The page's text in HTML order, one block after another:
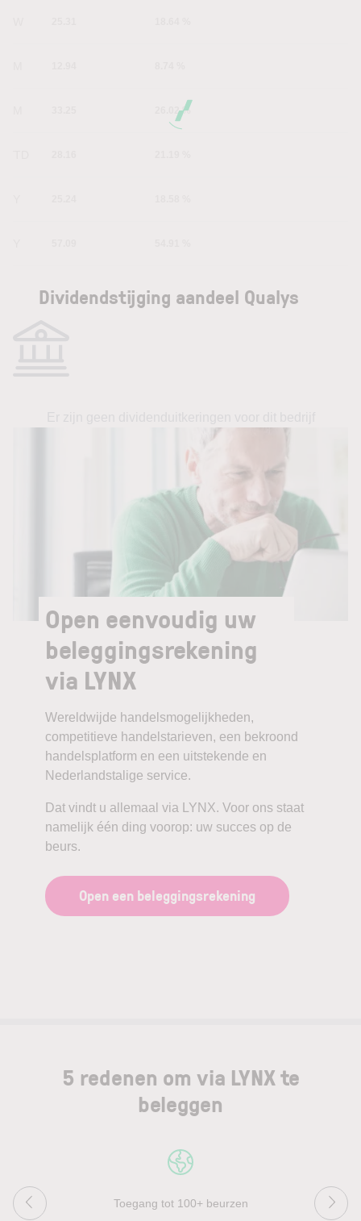
26.02 %
Dividendstijging aandeel Qualys
Open eenvoudig uw
beleggingsrekening
via LYNX
Wereldwijde handelsmogelijkheden,
competitieve handelstarieven, een bekroond
handelsplatform en een uitstekende en
Nederlandstalige service.
Dat vindt u allemaal via LYNX. Voor ons staat
namelijk één ding voorop: uw succes op de
beurs.
Open een beleggingsrekening
5 redenen om via LYNX te
beleggen
Toegang tot 100+ beurzen